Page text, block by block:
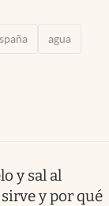
agua
y sal al
y por qué